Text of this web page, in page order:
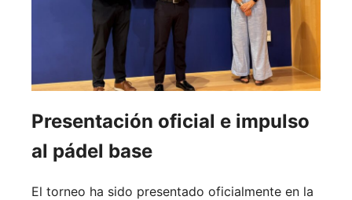
Presentación oficial e impulso
al pádel base
El torneo ha sido presentado oficialmente en la